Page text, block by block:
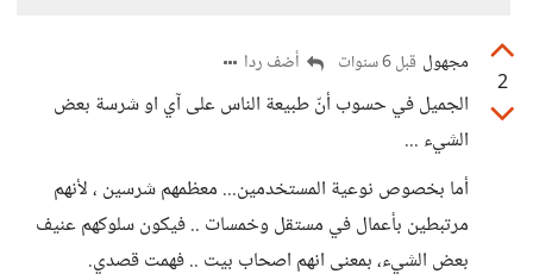
2
مجهول قبل 6 سنوات أضف ردا
الجميل في حسوب أنّ طبيعة الناس على آي او شرسة بعض
الشيء ...
أما بخصوص نوعية المستخدمين... معظمهم شرسين ، لأنهم
مرتبطين بأعمال في مستقل وخمسات .. فيكون سلوكهم عنيف
بعض الشيء، بمعنى انهم اصحاب بيت .. فهمت قصدي.